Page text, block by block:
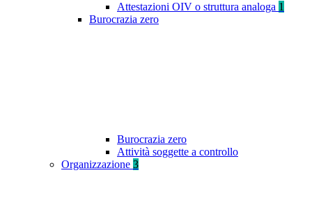
Attestazioni OIV o struttura analoga 1
Burocrazia zero
Burocrazia zero
Attività soggette a controllo
Organizzazione 3